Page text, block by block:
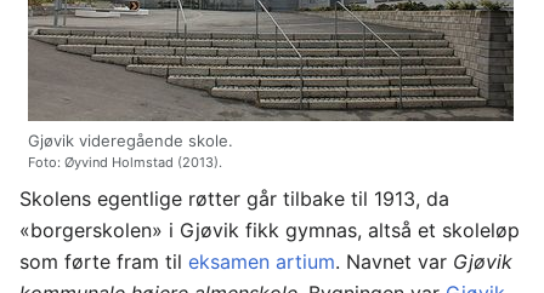
Gjøvik videregående skole.
Foto: Øyvind Holmstad (2013).
Skolens egentlige røtter går tilbake til 1913, da
«borgerskolen» i Gjøvik fikk gymnas, altså et skoleløp
som førte fram til eksamen artium. Navnet var Gjøvik